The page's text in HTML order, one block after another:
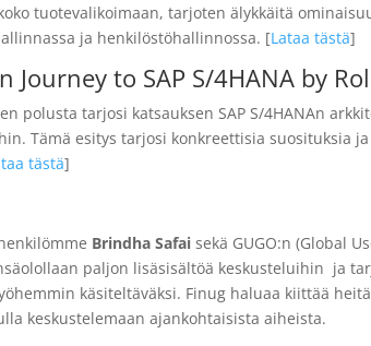
tuotevalikoimaan, tarjoten älykkäitä
ja henkilöstöhallinnossa. [Lataa tästä]
to SAP S/4HANA by
polusta tarjosi katsauksen SAP S/4HANAn
Tämä esitys tarjosi konkreettisia suosituksia
tästä]
Brindha Safai sekä GUGO:n (Global
paljon lisäsisältöä keskusteluihin ja
käsiteltäväksi. Finug haluaa kiittää heitä
keskustelemaan ajankohtaisista aiheista.